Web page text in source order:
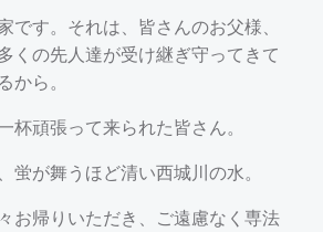
です。それは、皆さんのお父様、
くの先人達が受け継ぎ守ってきて
から。
杯頑張って来られた皆さん。
蛍が舞うほど清い西城川の水。
お帰りいただき、ご遠慮なく専法